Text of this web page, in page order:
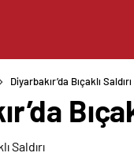
Diyarbakır’da Bıçaklı Saldırı